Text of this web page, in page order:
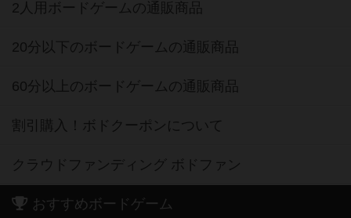
2人用ボードゲームの通販商品
20分以下のボードゲームの通販商品
60分以上のボードゲームの通販商品
割引購入！ボドクーポンについて
クラウドファンディング ボドファン
おすすめボードゲーム